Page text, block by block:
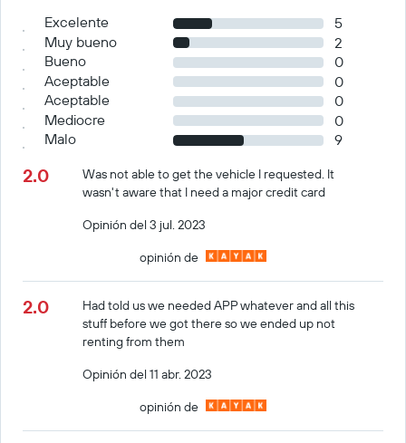
Excelente
5
Muy bueno
2
Bueno
0
Aceptable
0
Aceptable
0
Mediocre
0
Malo
9
2.0
Was not able to get the vehicle I requested. It
wasn't aware that I need a major credit card
Opinión del 3 jul. 2023
opinión de
2.0
Had told us we needed APP whatever and all this
stuff before we got there so we ended up not
renting from them
Opinión del 11 abr. 2023
opinión de